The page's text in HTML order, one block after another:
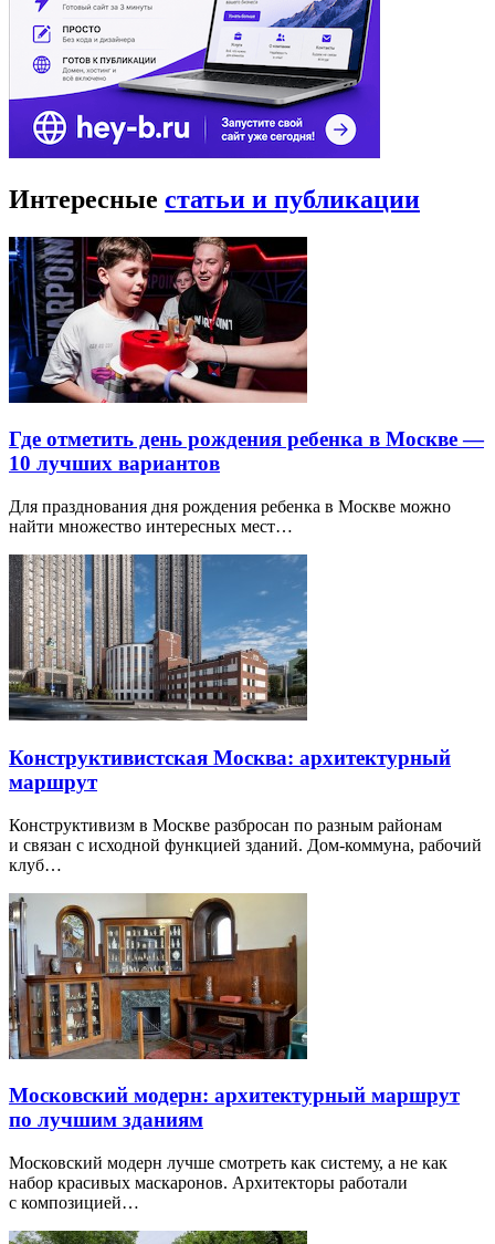
Интересные статьи и публикации
Где отметить день рождения ребенка в Москве —
10 лучших вариантов
Для празднования дня рождения ребенка в Москве можно
найти множество интересных мест…
Конструктивистская Москва: архитектурный
маршрут
Конструктивизм в Москве разбросан по разным районам
и связан с исходной функцией зданий. Дом-коммуна, рабочий
клуб…
Московский модерн: архитектурный маршрут
по лучшим зданиям
Московский модерн лучше смотреть как систему, а не как
набор красивых маскаронов. Архитекторы работали
с композицией…